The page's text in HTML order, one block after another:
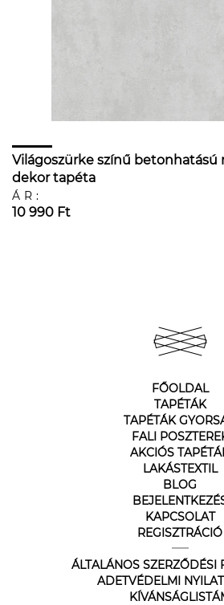
Világoszürke színű betonhatású
dekor tapéta
ÁR:
10 990 Ft
FŐOLDAL
TAPÉTÁK
TAPÉTÁK
FALI
AKCIÓS
LAKÁSTEXTIL
BLOG
KAPCSOLAT
REGISZTRÁCIÓ
ÁLTALÁNOS SZERZŐDÉSI
ADETVÉDELMI